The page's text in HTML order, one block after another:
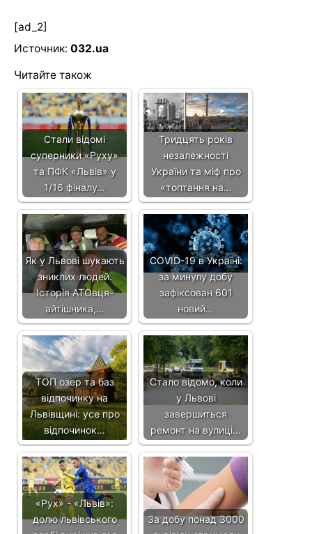
[ad_2]
Источник: 032.ua
Читайте також
Стали відомі
суперники «Руху»
та ПФК «Львів» у
1/16 фіналу…
Тридцять років
незалежності
України та міф про
«топтання на…
Як у Львові шукають
зниклих людей.
Історія АТОвця-
айтішника,…
COVID-19 в Україні:
за минулу добу
зафіксован 601
новий…
ТОП озер та баз
відпочинку на
Львівщині: усе про
відпочинок…
Стало відомо, коли
у Львові
завершиться
ремонт на вулиці…
«Рух» - «Львів»:
долю львівського
За добу понад 3000